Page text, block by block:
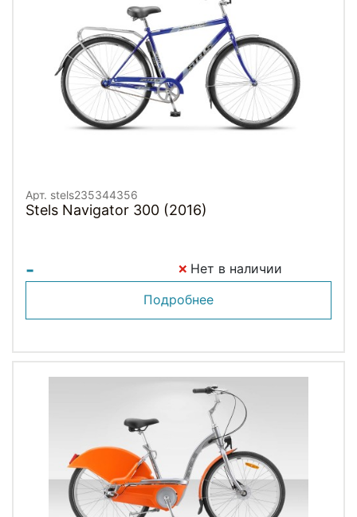
Арт. stels235344356
Stels Navigator 300 (2016)
-
Нет в наличии
Подробнее